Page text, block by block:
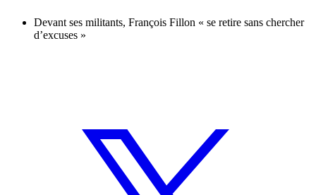
Devant ses militants, François Fillon « se retire sans chercher
d’excuses »